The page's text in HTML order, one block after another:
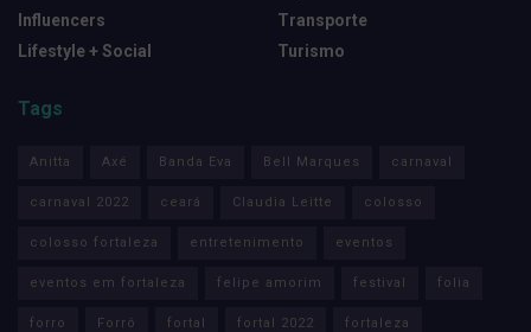
Influencers
Lifestyle + Social
Transporte
Turismo
Tags
Anitta Axé Banda Eva Bell Marques carnaval
carnaval 2022 ceará Claudia Leitte colosso
colosso fortaleza entretenimento eventos
eventos em fortaleza felipe amorim festival folia
forro Forró fortal fortal 2022 fortaleza